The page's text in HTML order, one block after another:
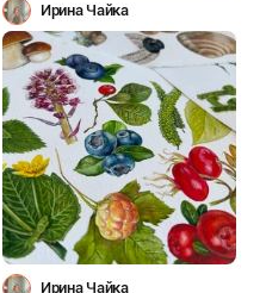
Ирина Чайка
Ирина Чайка